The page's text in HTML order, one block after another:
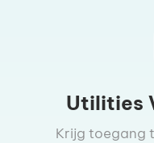
Utilities
Krijg toegang